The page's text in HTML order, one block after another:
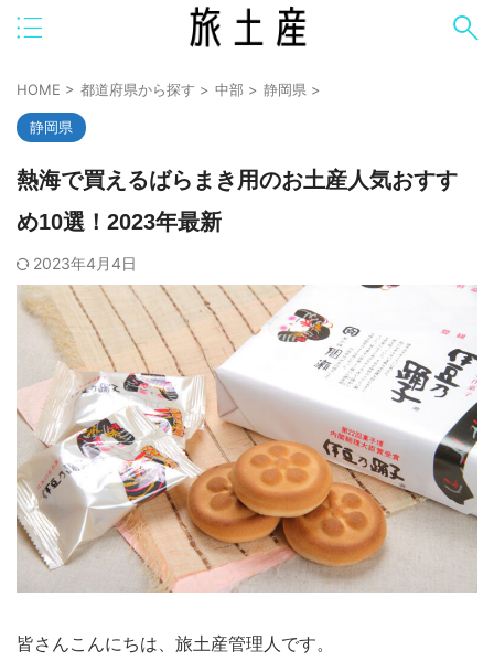
HOME > 都道府県から探す > 中部 > 静岡県 >
静岡県
熱海で買えるばらまき用のお土産人気おすす
め10選！2023年最新
2023年4月4日
皆さんこんにちは、旅土産管理人です。